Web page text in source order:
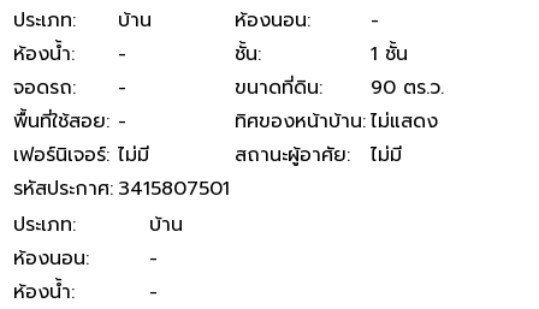
ประเภท: บ้าน ห้องนอน:
-
ห้องน้ำ: - ชั้น:
1 ชั้น
จอดรถ: - ขนาดที่ดิน:
90 ตร.ว.
พื้นที่ใช้สอย: - ทิศของหน้าบ้าน:ไม่แสดง
เฟอร์นิเจอร์: ไม่มี สถานะผู้อาศัย:
ไม่มี
รหัสประกาศ: 3415807501
ประเภท:
บ้าน
ห้องนอน:
-
ห้องน้ำ:
-